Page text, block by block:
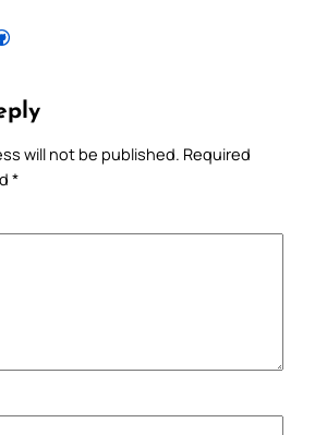
will not be published. Required
*